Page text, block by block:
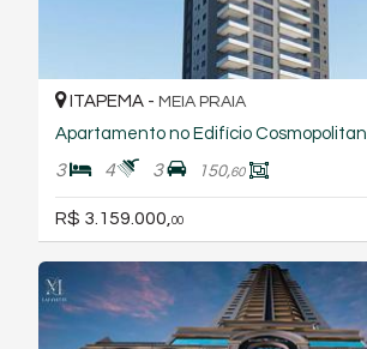
ITAPEMA - MEIA PRAIA
Apartamento no Edifício Cosmopolitan
3 4 3 150,60
R$ 3.159.000,00